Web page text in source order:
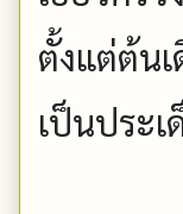
ตั้งแต่ต้น
เป็นประเ